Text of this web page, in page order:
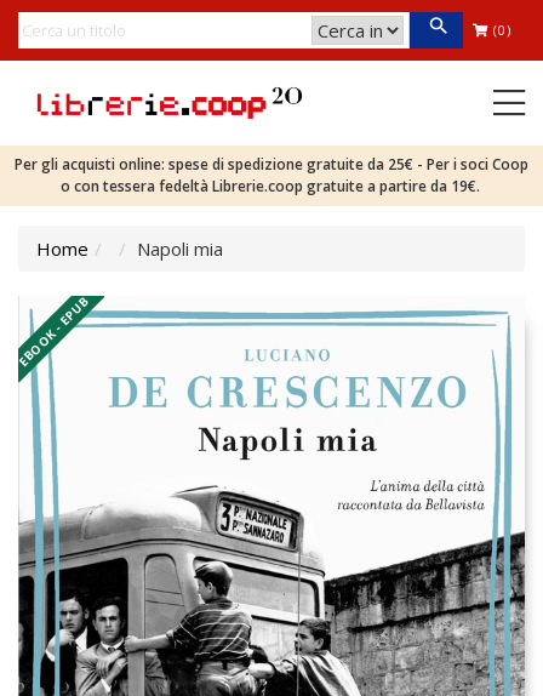
(0)
Per gli acquisti online: spese di spedizione gratuite da 25€ - Per i soci Coop
o con tessera fedeltà Librerie.coop gratuite a partire da 19€.
Home Napoli mia
EBOOK - EPUB